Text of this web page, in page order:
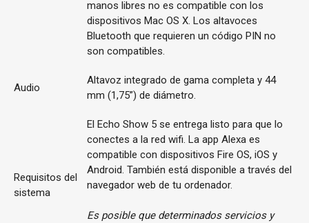
manos libres no es compatible con los
dispositivos Mac OS X. Los altavoces
Bluetooth que requieren un código PIN no
son compatibles.
Audio
Altavoz integrado de gama completa y 44
mm (1,75”) de diámetro.
Requisitos del
sistema
El Echo Show 5 se entrega listo para que lo
conectes a la red wifi. La app Alexa es
compatible con dispositivos Fire OS, iOS y
Android. También está disponible a través del
navegador web de tu ordenador.
Es posible que determinados servicios y